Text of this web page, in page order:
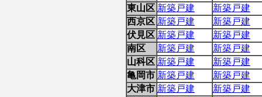
東山区 新築戸建
新築戸建
西京区 新築戸建
新築戸建
伏見区 新築戸建
新築戸建
南区
新築戸建
新築戸建
山科区 新築戸建
新築戸建
亀岡市 新築戸建
新築戸建
大津市 新築戸建
新築戸建